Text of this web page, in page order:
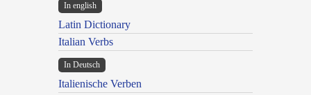
In english
Latin Dictionary
Italian Verbs
In Deutsch
Italienische Verben